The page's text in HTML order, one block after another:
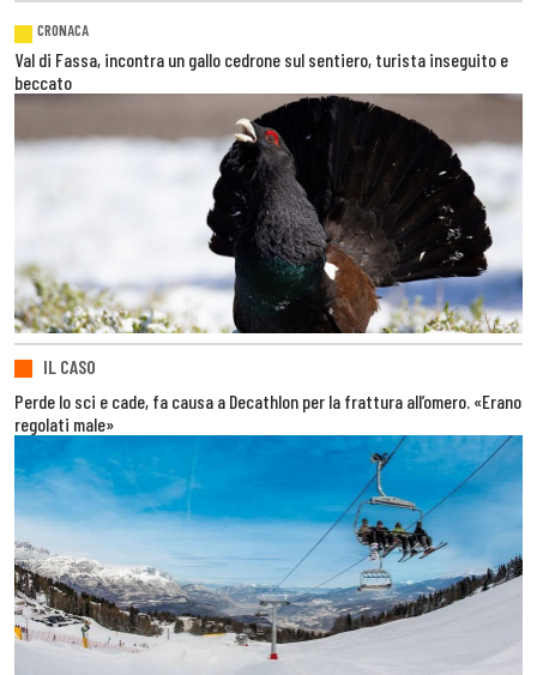
CRONACA
Val di Fassa, incontra un gallo cedrone sul sentiero, turista inseguito e
beccato
IL CASO
Perde lo sci e cade, fa causa a Decathlon per la frattura all’omero. «Erano
regolati male»